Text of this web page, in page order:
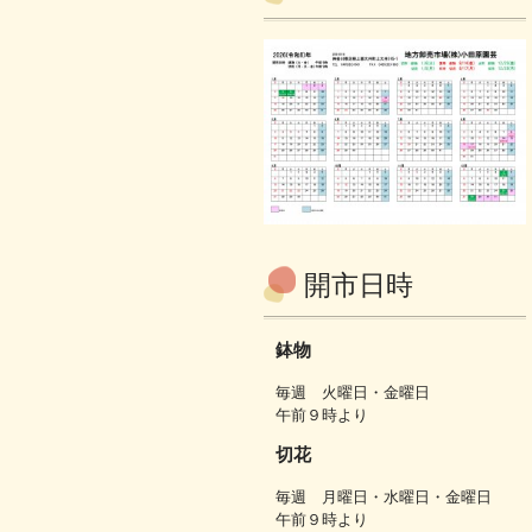
開市日時
鉢物
毎週 火曜日・金曜日
午前９時より
切花
毎週 月曜日・水曜日・金曜日
午前９時より